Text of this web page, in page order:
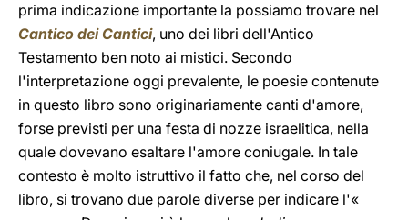
prima indicazione importante la possiamo trovare nel
Cantico dei Cantici, uno dei libri dell'Antico
Testamento ben noto ai mistici. Secondo
l'interpretazione oggi prevalente, le poesie contenute
in questo libro sono originariamente canti d'amore,
forse previsti per una festa di nozze israelitica, nella
quale dovevano esaltare l'amore coniugale. In tale
contesto è molto istruttivo il fatto che, nel corso del
libro, si trovano due parole diverse per indicare l'«